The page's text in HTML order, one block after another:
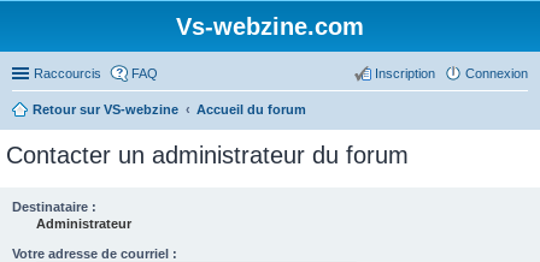
Vs-webzine.com
Raccourcis FAQ Connexion
Inscription
Retour sur VS-webzine Accueil du forum
Contacter un administrateur du forum
Destinataire :
Administrateur
Votre adresse de courriel :